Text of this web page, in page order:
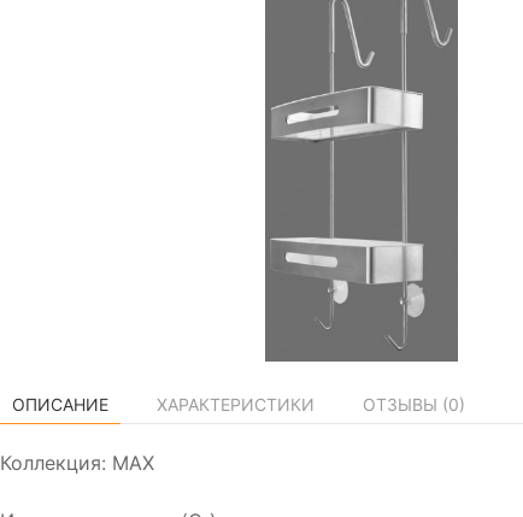
ОПИСАНИЕ ХАРАКТЕРИСТИКИ ОТЗЫВЫ (0)
Коллекция: MAX